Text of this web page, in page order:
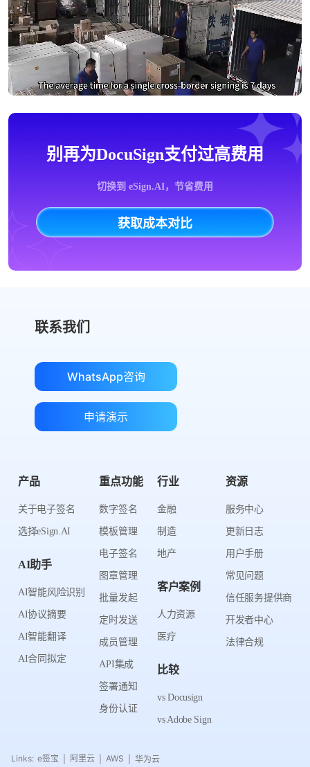
别再为DocuSign支付过高费用
切换到 eSign.AI，节省费用
获取成本对比
联系我们
WhatsApp咨询
申请演示
产品
关于电子签名
选择eSign.AI
AI助手
AI智能风险识别
AI协议摘要
AI智能翻译
AI合同拟定
重点功能
数字签名
模板管理
电子签名
图章管理
批量发起
定时发送
成员管理
API集成
签署通知
身份认证
行业
金融
制造
地产
客户案例
人力资源
医疗
比较
vs Docusign
vs Adobe Sign
资源
服务中心
更新日志
用户手册
常见问题
信任服务提供商
开发者中心
法律合规
Links: e签宝 阿里云 AWS 华为云